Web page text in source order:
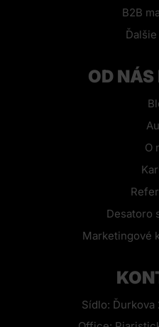
B2B
OD NÁS
O
Desatoro
Marketingové
Sídlo: Ďurkova